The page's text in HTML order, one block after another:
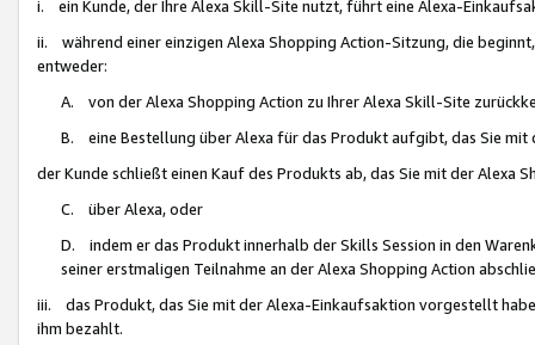
i. ein Kunde, der Ihre Alexa Skill-Site nutzt, führt eine Alexa-
ii. während einer einzigen Alexa Shopping Action-Sitzung, die
entweder:
A. von der Alexa Shopping Action zu Ihrer Alexa Skill-Site
B. eine Bestellung über Alexa für das Produkt aufgibt, das Sie mit
der Kunde schließt einen Kauf des Produkts ab, das Sie mit der Alexa
C. über Alexa, oder
D. indem er das Produkt innerhalb der Skills Session in den
seiner erstmaligen Teilnahme an der Alexa Shopping Action
iii. das Produkt, das Sie mit der Alexa-Einkaufsaktion vorgestellt
ihm bezahlt.